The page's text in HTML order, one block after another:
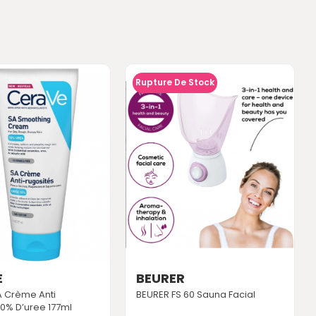
Crème Anti
D’uree 177ml
Rupture De Stock
BEURER
BEURER FS 60 Sauna Facial